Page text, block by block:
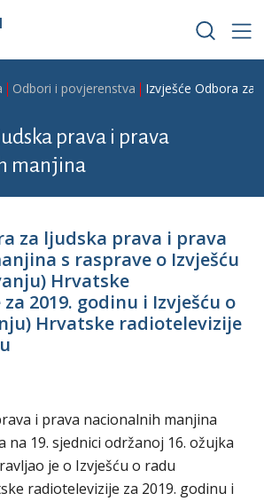
Odbori i povjerenstva Izvješće Odbora za
prava i prava
manjina
za ljudska prava i prava
s rasprave o Izvješću
Hrvatske
2019. godinu i Izvješću o
Hrvatske radiotelevizije
i prava nacionalnih manjina
na 19. sjednici održanoj 16. ožujka
je o Izvješću o radu
radiotelevizije za 2019. godinu i